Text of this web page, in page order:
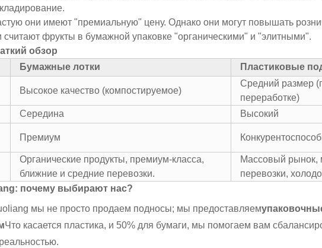
они имеют "премиальную" цену. Однако они могут повышать
считают фрукты в бумажной упаковке "органическими" и "элитными".
обзор
Бумажные лотки
Пластиковые
Высокое качество (компостируемое)
Средний размер
переработке)
Середина
Высокий
Премиум
Органические продукты, премиум-класса,
ближние и средние перевозки.
Массовый рынок,
перевозки,
почему выбирают нас?
мы не просто продаем подносы; мы предоставляем
Что касается пластика, и 50% для бумаги, мы помогаем вам